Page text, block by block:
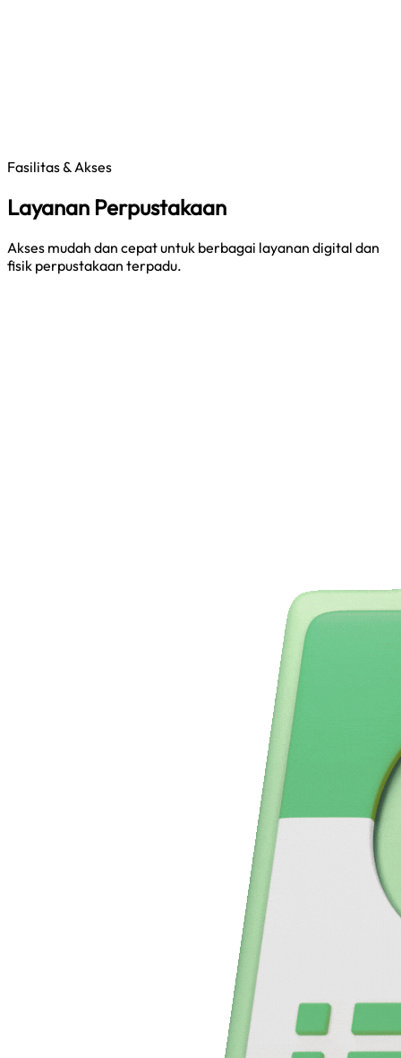
Fasilitas & Akses
Layanan Perpustakaan
Akses mudah dan cepat untuk berbagai layanan digital dan
fisik perpustakaan terpadu.